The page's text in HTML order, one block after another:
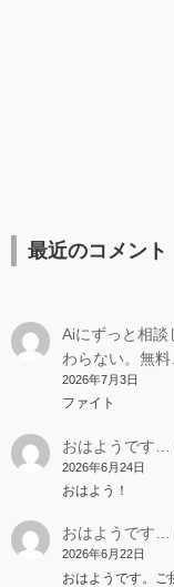
最近のコメント
Aiにずっと相
わらない。無料
2026年7月3日
ファイト
おはようです…
2026年6月24日
おはよう！
おはようです…
2026年6月22日
おはようです。ご